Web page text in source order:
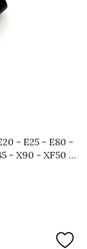
- XF50 -